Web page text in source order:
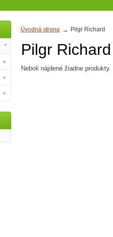
Úvodná strana Pilgr Richard
Pilgr Richard
Neboli nájdené žiadne produkty.